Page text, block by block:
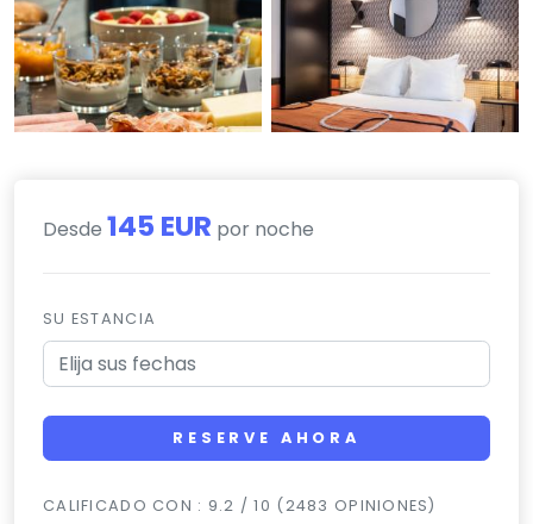
Desde 145 EUR por noche
SU ESTANCIA
RESERVE AHORA
CALIFICADO CON : 9.2 / 10 (2483 OPINIONES)